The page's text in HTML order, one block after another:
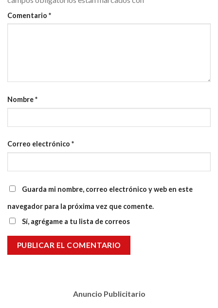
Comentario *
Nombre*
Correo electrónico *
Guarda mi nombre, correo electrónico y web en este
navegador para la próxima vez que comente.
Sí, agrégame a tu lista de correos
Anuncio Publicitario